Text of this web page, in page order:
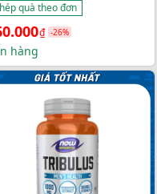
quà theo đơn
₫ -26%
hàng